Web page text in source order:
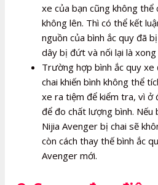
xe của bạn cũng không thể
không lên. Thì có thể kết
nguồn của bình ắc quy đã
dây bị đứt và nối lại là xong
Trường hợp bình ắc quy
chai khiến bình không thể
xe ra tiệm để kiểm tra, vì
để đo chất lượng bình. Nếu
Nijia Avenger bị chai sẽ
còn cách thay thế bình ắc
Avenger mới.